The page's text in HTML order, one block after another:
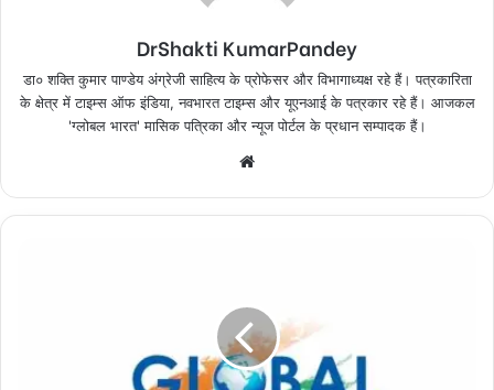
DrShakti KumarPandey
डा० शक्ति कुमार पाण्डेय अंग्रेजी साहित्य के प्रोफेसर और विभागाध्यक्ष रहे हैं। पत्रकारिता
के क्षेत्र में टाइम्स ऑफ इंडिया, नवभारत टाइम्स और यूएनआई के पत्रकार रहे हैं। आजकल
'ग्लोबल भारत' मासिक पत्रिका और न्यूज पोर्टल के प्रधान सम्पादक हैं।